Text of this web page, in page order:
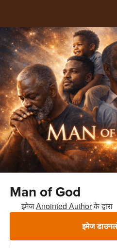
Man of God
इमेजAnointed Authorके द्वारा
इमेज